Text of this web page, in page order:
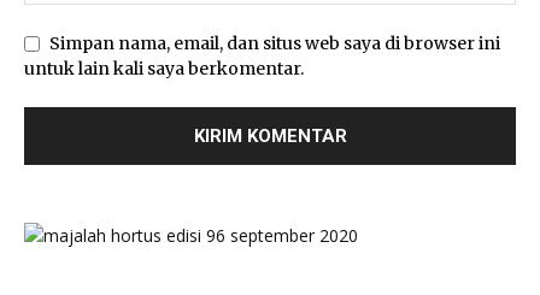
Simpan nama, email, dan situs web saya di browser ini
untuk lain kali saya berkomentar.